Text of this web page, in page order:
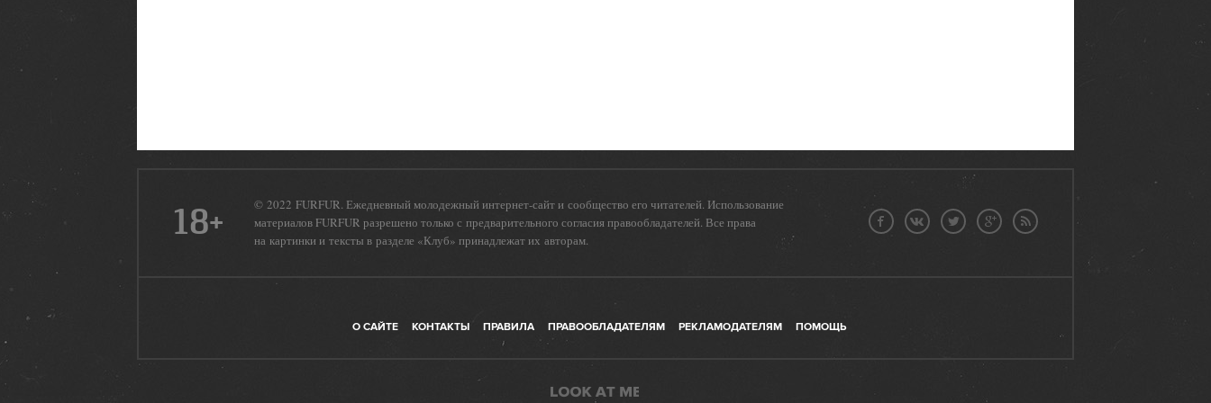
18+
© 2022 FURFUR. Ежедневный молодежный интернет-сайт и сообщество его читателей. Использование
материалов FURFUR разрешено только с предварительного согласия правообладателей. Все права
на картинки и тексты в разделе «Клуб» принадлежат их авторам.
О САЙТЕ КОНТАКТЫ ПРАВИЛА ПРАВООБЛАДАТЕЛЯМ РЕКЛАМОДАТЕЛЯМ ПОМОЩЬ